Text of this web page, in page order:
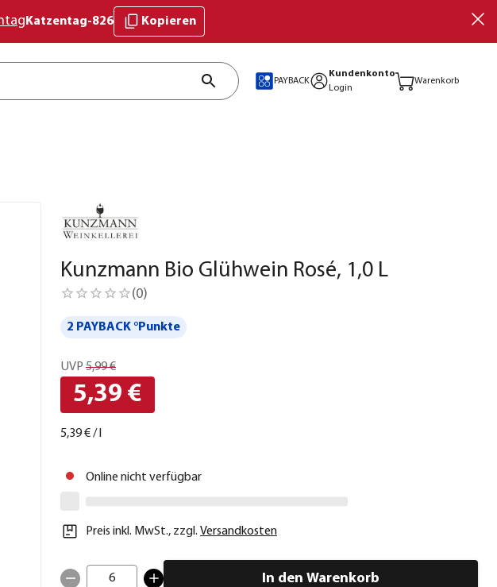
Katzentag-826 Kopieren
PAYBACK
Kundenkonto
Login
Warenkorb
Kunzmann Bio Glühwein Rosé, 1,0 L
(0)
2 PAYBACK °Punkte
UVP 5,99 €
5,39 €
5,39 €/
Online nicht verfügbar
Preis inkl. MwSt., zzgl. Versandkosten
6 In den Warenkorb